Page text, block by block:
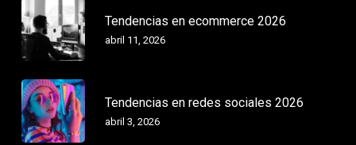
Tendencias en ecommerce 2026
abril 11, 2026
Tendencias en redes sociales 2026
abril 3, 2026